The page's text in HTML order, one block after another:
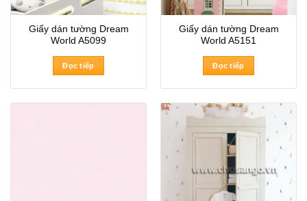
Giấy dán tường Dream
World A5099
Đọc tiếp
Giấy dán tường Dream
World A5151
Đọc tiếp